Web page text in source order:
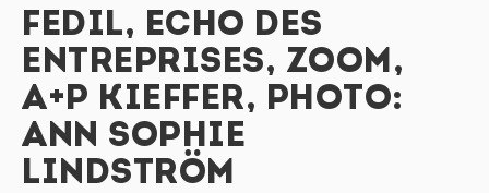
FEDIL, ECHO DES
ENTREPRISES, ZOOM,
A+P KIEFFER, PHOTO:
ANN SOPHIE
LINDSTRÖM